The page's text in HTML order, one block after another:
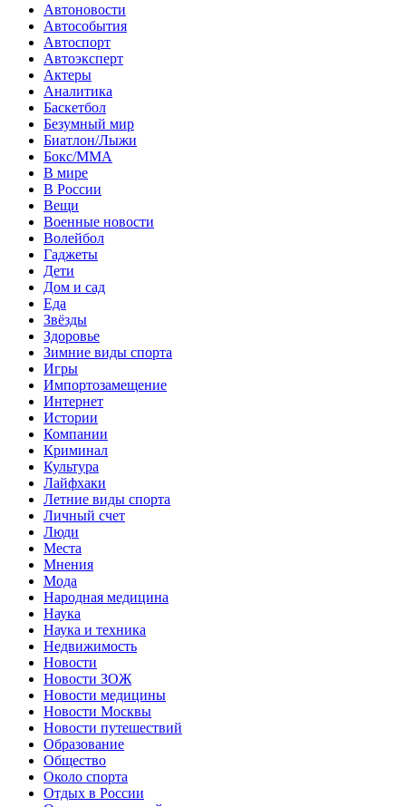
Автоновости
Автособытия
Автоспорт
Автоэксперт
Актеры
Аналитика
Баскетбол
Безумный мир
Биатлон/Лыжи
Бокс/MMA
В мире
В России
Вещи
Военные новости
Волейбол
Гаджеты
Дети
Дом и сад
Еда
Звёзды
Здоровье
Зимние виды спорта
Игры
Импортозамещение
Интернет
Истории
Компании
Криминал
Культура
Лайфхаки
Летние виды спорта
Личный счет
Люди
Места
Мнения
Мода
Народная медицина
Наука
Наука и техника
Недвижимость
Новости
Новости ЗОЖ
Новости медицины
Новости Москвы
Новости путешествий
Образование
Общество
Около спорта
Отдых в России